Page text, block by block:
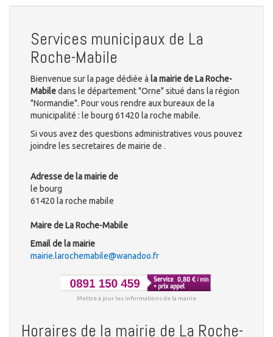
Services municipaux de La
Roche-Mabile
Bienvenue sur la page dédiée à la mairie de La Roche-
Mabiledans le département "Orne" situé dans la région
"Normandie". Pour vous rendre aux bureaux de la
municipalité : le bourg 61420 la roche mabile.
Si vous avez des questions administratives vous pouvez
joindre les secretaires de mairie de .
Adresse de la mairie de
le bourg
61420 la roche mabile
Maire de La Roche-Mabile
Email de la mairie
mairie.larochemabile@wanadoo.fr
Mettre à jour les informations de la mairie
Horaires de la mairie de La Roche-